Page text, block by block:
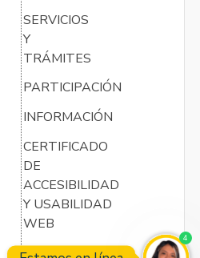
SERVICIOS
Y
TRÁMITES
PARTICIPACIÓN
INFORMACIÓN
CERTIFICADO
DE
ACCESIBILIDAD
Y USABILIDAD
WEB
4